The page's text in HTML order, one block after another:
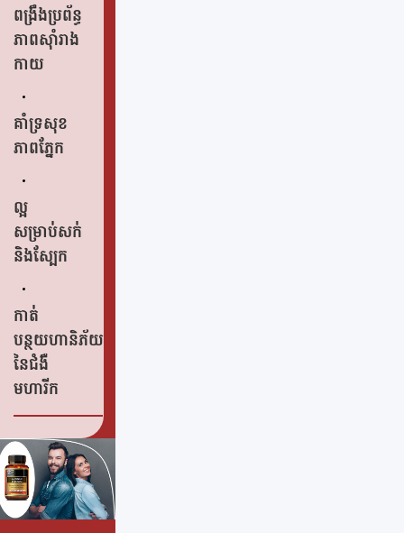
ពង្រឹងប្រព័ន្ធ
ភាពស៊ាំរាង
កាយ
គាំទ្រសុខ
ភាពភ្នែក
ល្អ
សម្រាប់សក់
និងស្បែក
កាត់
បន្ថយហានិភ័យ
នៃជំងឺ
មហារីក